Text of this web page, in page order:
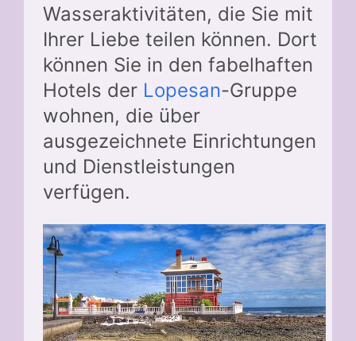
Wasseraktivitäten, die Sie mit
Ihrer Liebe teilen können. Dort
können Sie in den fabelhaften
Hotels der Lopesan-Gruppe
wohnen, die über
ausgezeichnete Einrichtungen
und Dienstleistungen
verfügen.